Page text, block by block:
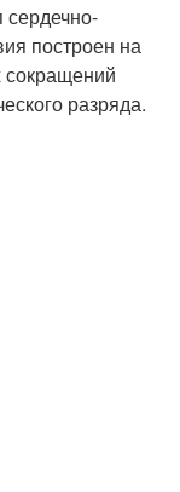
построен на
сокращений
разряда.